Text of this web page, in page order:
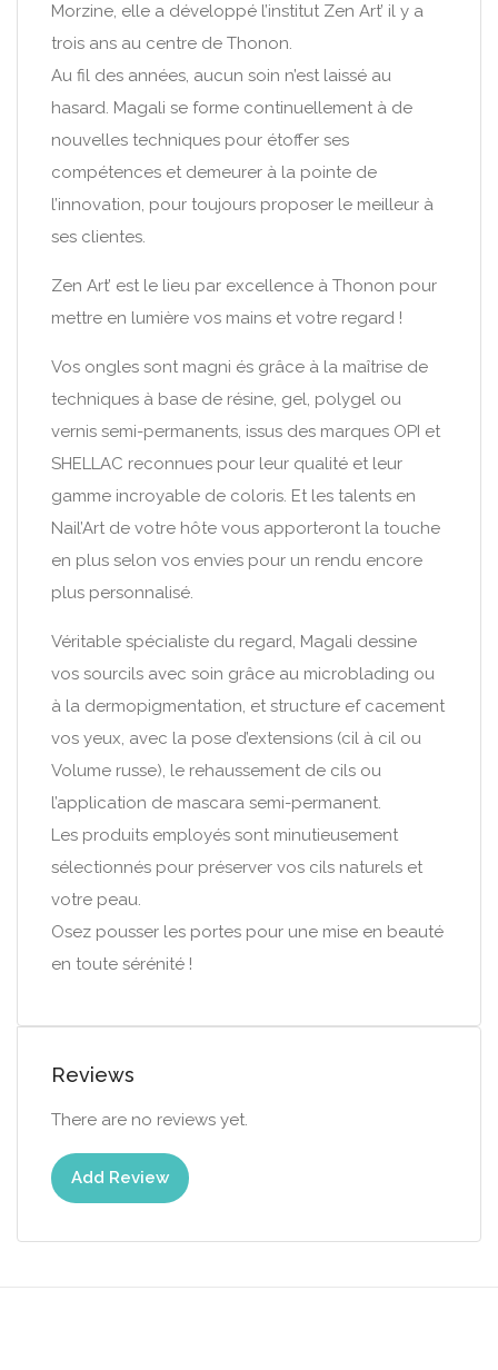
Morzine, elle a développé l’institut Zen Art’ il y a
trois ans au centre de Thonon.
Au fil des années, aucun soin n’est laissé au
hasard. Magali se forme continuellement à de
nouvelles techniques pour étoffer ses
compétences et demeurer à la pointe de
l’innovation, pour toujours proposer le meilleur à
ses clientes.
Zen Art’ est le lieu par excellence à Thonon pour
mettre en lumière vos mains et votre regard !
Vos ongles sont magni és grâce à la maîtrise de
techniques à base de résine, gel, polygel ou
vernis semi-permanents, issus des marques OPI et
SHELLAC reconnues pour leur qualité et leur
gamme incroyable de coloris. Et les talents en
Nail’Art de votre hôte vous apporteront la touche
en plus selon vos envies pour un rendu encore
plus personnalisé.
Véritable spécialiste du regard, Magali dessine
vos sourcils avec soin grâce au microblading ou
à la dermopigmentation, et structure ef cacement
vos yeux, avec la pose d’extensions (cil à cil ou
Volume russe), le rehaussement de cils ou
l’application de mascara semi-permanent.
Les produits employés sont minutieusement
sélectionnés pour préserver vos cils naturels et
votre peau.
Osez pousser les portes pour une mise en beauté
en toute sérénité !
Reviews
There are no reviews yet.
Add Review